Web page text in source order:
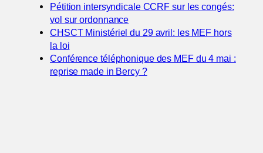
Pétition intersyndicale CCRF sur les congés:
vol sur ordonnance
CHSCT Ministériel du 29 avril: les MEF hors
la loi
Conférence téléphonique des MEF du 4 mai :
reprise made in Bercy ?